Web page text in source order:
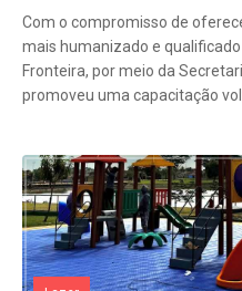
Com o compromisso de
mais humanizado e
Fronteira, por meio da
promoveu uma capacitação